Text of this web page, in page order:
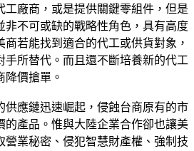
工廠商，或是提供關鍵零組件，但是
非不可或缺的戰略性角色，具有高度
若能找到適合的代工或供貨對象，
手所替代。而且還不斷培養新的代工
降價搶單。
供應鏈迅速崛起，侵蝕台商原有的市
的產品。惟與大陸企業合作卻也讓美
營業秘密、侵犯智慧財產權、強制技